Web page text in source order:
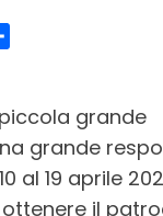
grande
grande
al 19 aprile
il